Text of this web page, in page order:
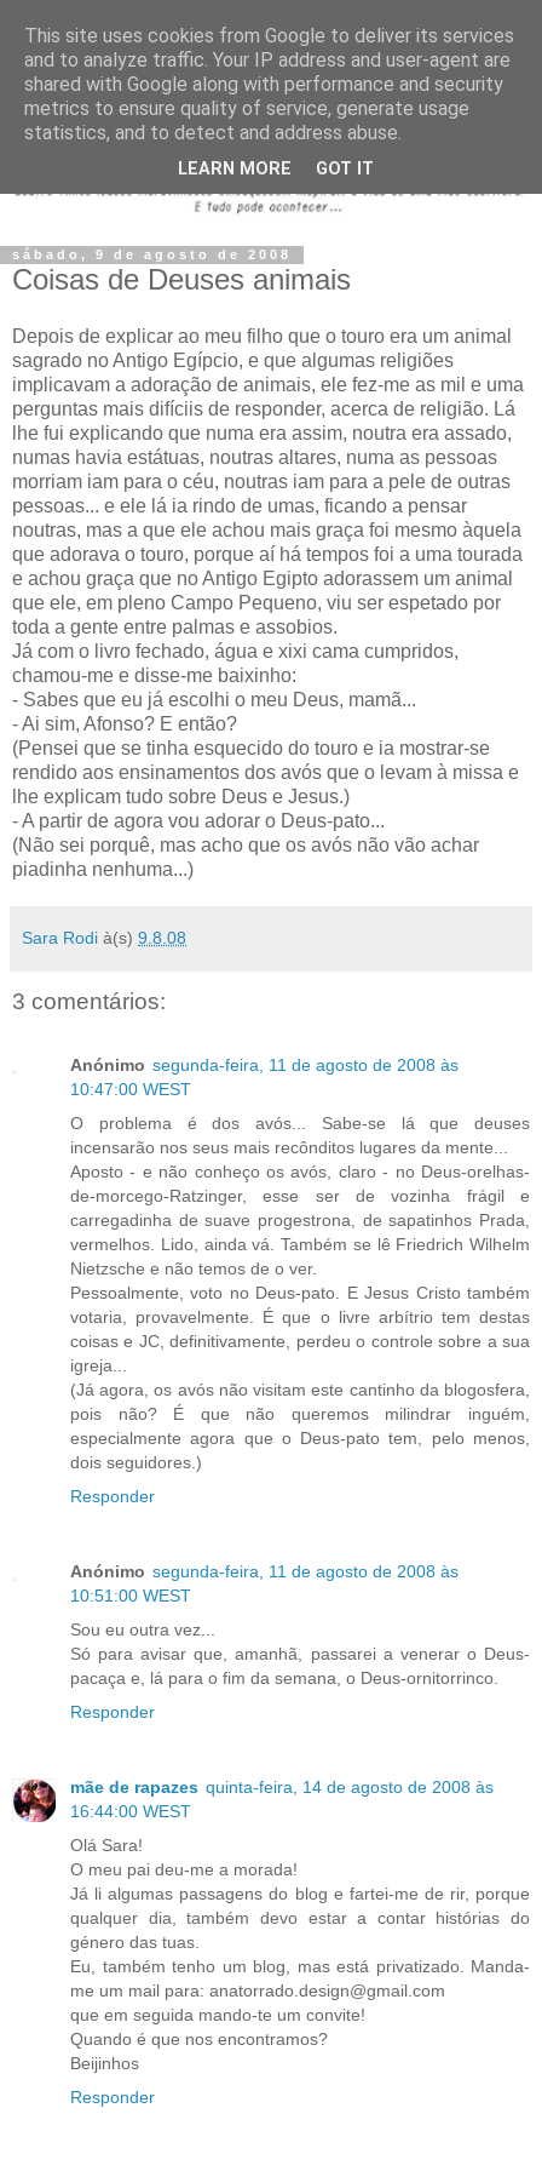
sábado, 9 de agosto de 2008
Coisas de Deuses animais
Depois de explicar ao meu filho que o touro era um animal
sagrado no Antigo Egípcio, e que algumas religiões
implicavam a adoração de animais, ele fez-me as mil e uma
perguntas mais difíciis de responder, acerca de religião. Lá
lhe fui explicando que numa era assim, noutra era assado,
numas havia estátuas, noutras altares, numa as pessoas
morriam iam para o céu, noutras iam para a pele de outras
pessoas... e ele lá ia rindo de umas, ficando a pensar
noutras, mas a que ele achou mais graça foi mesmo àquela
que adorava o touro, porque aí há tempos foi a uma tourada
e achou graça que no Antigo Egipto adorassem um animal
que ele, em pleno Campo Pequeno, viu ser espetado por
toda a gente entre palmas e assobios.
Já com o livro fechado, água e xixi cama cumpridos,
chamou-me e disse-me baixinho:
- Sabes que eu já escolhi o meu Deus, mamã...
- Ai sim, Afonso? E então?
(Pensei que se tinha esquecido do touro e ia mostrar-se
rendido aos ensinamentos dos avós que o levam à missa e
lhe explicam tudo sobre Deus e Jesus.)
- A partir de agora vou adorar o Deus-pato...
(Não sei porquê, mas acho que os avós não vão achar
piadinha nenhuma...)
Sara Rodi à(s) 9.8.08
3 comentários:
Anónimo segunda-feira, 11 de agosto de 2008 às
10:47:00 WEST
O problema é dos avós... Sabe-se lá que deuses
incensarão nos seus mais recônditos lugares da mente...
Aposto - e não conheço os avós, claro - no Deus-orelhas-
de-morcego-Ratzinger, esse ser de vozinha frágil e
carregadinha de suave progestrona, de sapatinhos Prada,
vermelhos. Lido, ainda vá. Também se lê Friedrich Wilhelm
Nietzsche e não temos de o ver.
Pessoalmente, voto no Deus-pato. E Jesus Cristo também
votaria, provavelmente. É que o livre arbítrio tem destas
coisas e JC, definitivamente, perdeu o controle sobre a sua
igreja...
(Já agora, os avós não visitam este cantinho da blogosfera,
pois não? É que não queremos milindrar inguém,
especialmente agora que o Deus-pato tem, pelo menos,
dois seguidores.)
Responder
Anónimo segunda-feira, 11 de agosto de 2008 às
10:51:00 WEST
Sou eu outra vez...
Só para avisar que, amanhã, passarei a venerar o Deus-
pacaça e, lá para o fim da semana, o Deus-ornitorrinco.
Responder
mãe de rapazes quinta-feira, 14 de agosto de 2008 às
16:44:00 WEST
Olá Sara!
O meu pai deu-me a morada!
Já li algumas passagens do blog e fartei-me de rir, porque
qualquer dia, também devo estar a contar histórias do
género das tuas.
Eu, também tenho um blog, mas está privatizado. Manda-
me um mail para: anatorrado.design@gmail.com
que em seguida mando-te um convite!
Quando é que nos encontramos?
Beijinhos
Responder
This site uses cookies from Google to deliver its services
and to analyze traffic. Your IP address and user-agent are
shared with Google along with performance and security
metrics to ensure quality of service, generate usage
statistics, and to detect and address abuse.
LEARN MORE GOT IT